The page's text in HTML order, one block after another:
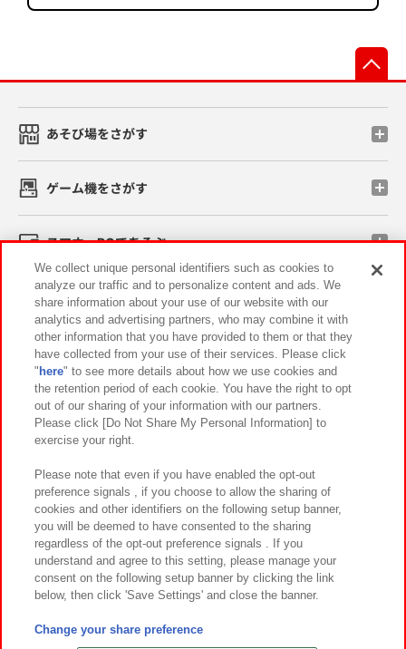
あそび場をさがす
ゲーム機をさがす
スマホ・PCであそぶ
イベント・キャンペーン
関連会社 サステナビリティ サイトポリシー
プライバシーポリシー ウェブアクセシビリティ方針と検証結果
お取引先さまとともに
カスタマーハラスメント対応方針 よくあるご質問・お問い合わせ
©Bandai Namco Amusement Inc.
©Bandai Namco Amusement Lab Inc.
We collect unique personal identifiers such as cookies to
analyze our traffic and to personalize content and ads. We
share information about your use of our website with our
analytics and advertising partners, who may combine it with
other information that you have provided to them or that they
have collected from your use of their services. Please click
" here" to see more details about how we use cookies and
the retention period of each cookie. You have the right to opt
out of our sharing of your information with our partners.
Please click [Do Not Share My Personal Information] to
exercise your right.
Please note that even if you have enabled the opt-out
preference signals , if you choose to allow the sharing of
cookies and other identifiers on the following setup banner,
you will be deemed to have consented to the sharing
regardless of the opt-out preference signals . If you
understand and agree to this setting, please manage your
consent on the following setup banner by clicking the link
below, then click 'Save Settings' and close the banner.
Change your share preference